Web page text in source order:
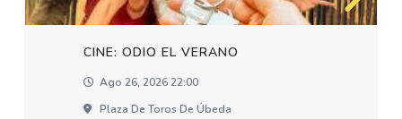
CINE: ODIO EL VERANO
Ago 26, 2026 22:00
Plaza De Toros De Úbeda